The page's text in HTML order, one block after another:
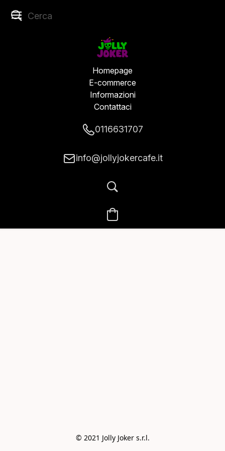
Homepage
E-commerce
Informazioni
Contattaci
0116631707
info@jollyjokercafe.it
© 2021 Jolly Joker s.r.l.